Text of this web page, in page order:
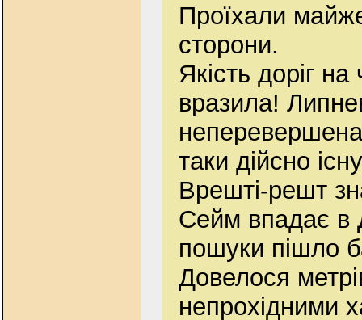
Проїхали
сторони.
Якість доріг
вразила!
таки дійсно
Врешті-решт
Сейм впадає в
пошуки пішло
Довелося
непрохідними